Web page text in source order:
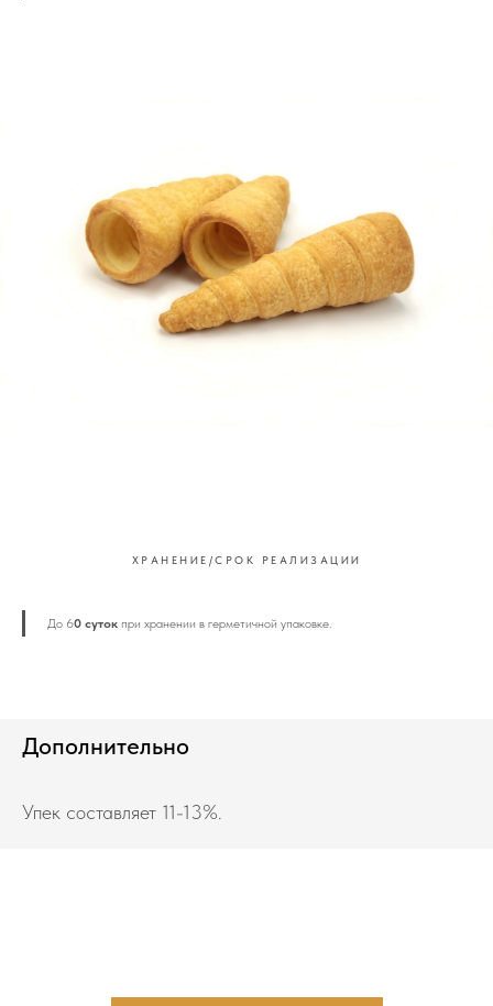
ХРАНЕНИЕ/СРОК РЕАЛИЗАЦИИ
До 60 суток при хранении в герметичной упаковке.
Дополнительно
Упек составляет 11-13%.